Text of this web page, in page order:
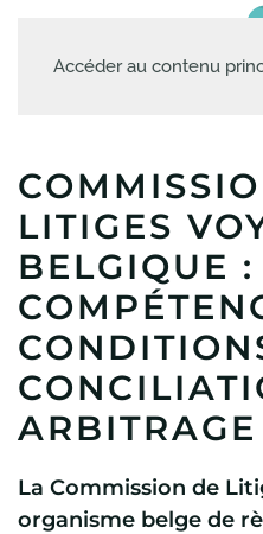
Accéder au contenu
LITIGES
BELGIQUE :
ARBITRAGE
La Commission de
organisme belge de